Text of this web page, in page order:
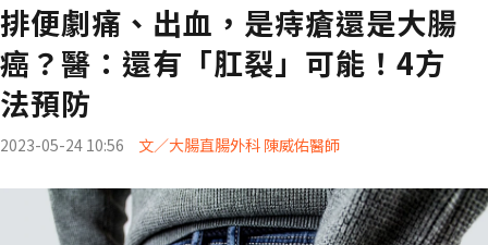
排便劇痛、出血，是痔瘡還是大腸
癌？醫：還有「肛裂」可能！4方
法預防
2023-05-24 10:56 文／大腸直腸外科 陳威佑醫師